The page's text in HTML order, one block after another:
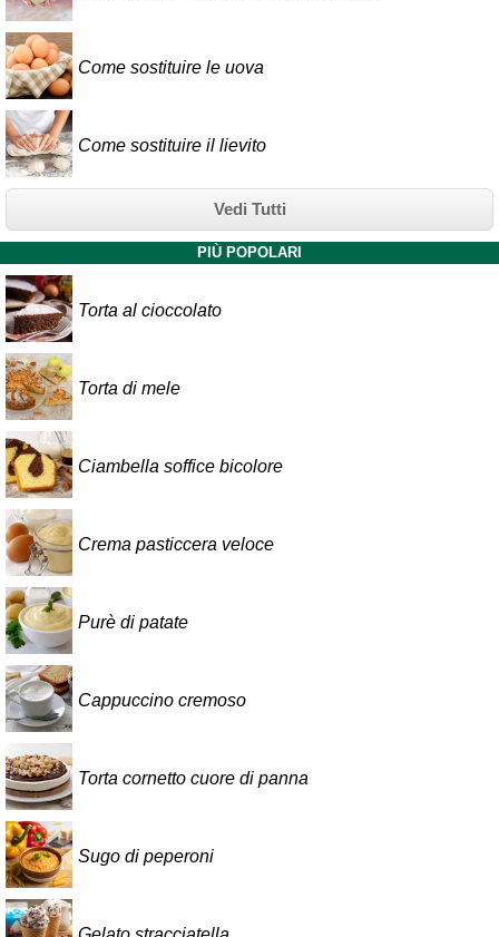
Come sostituire le uova
Come sostituire il lievito
Vedi Tutti
PIÙ POPOLARI
Torta al cioccolato
Torta di mele
Ciambella soffice bicolore
Crema pasticcera veloce
Purè di patate
Cappuccino cremoso
Torta cornetto cuore di panna
Sugo di peperoni